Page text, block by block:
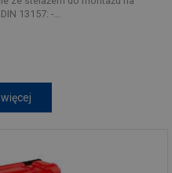
13157: -...